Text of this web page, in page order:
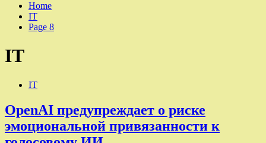
Home
IT
Page 8
IT
IT
OpenAI предупреждает о риске
эмоциональной привязанности к